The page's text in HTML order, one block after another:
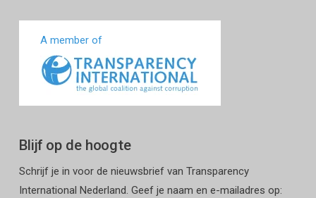
A member of
Blijf op de hoogte
Schrijf je in voor de nieuwsbrief van Transparency
International Nederland. Geef je naam en e-mailadres op: